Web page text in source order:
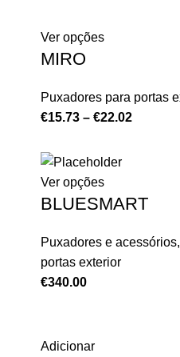
Ver opções
MIRO
Puxadores para portas
€15.73 – €22.02
Ver opções
BLUESMART
Puxadores e acessórios,
portas exterior
€340.00
Adicionar